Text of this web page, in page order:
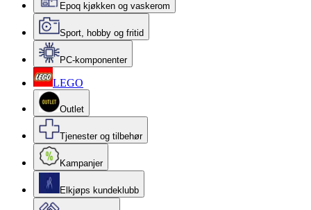
Epoq kjøkken og vaskerom
Sport, hobby og fritid
PC-komponenter
LEGO
Outlet
Tjenester og tilbehør
Kampanjer
Elkjøps kundeklubb